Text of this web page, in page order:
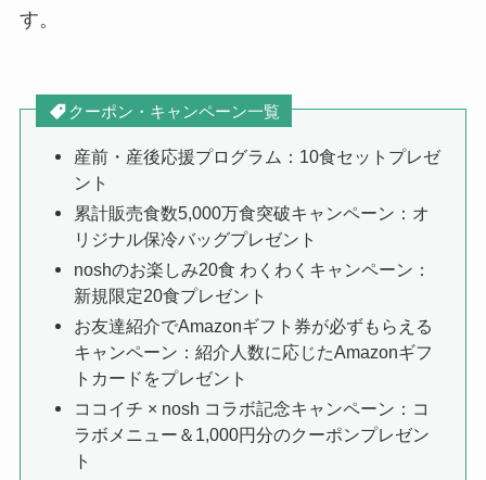
す。
クーポン・キャンペーン一覧
産前・産後応援プログラム：10食セットプレゼ
ント
累計販売食数5,000万食突破キャンペーン：オ
リジナル保冷バッグプレゼント
noshのお楽しみ20食 わくわくキャンペーン：
新規限定20食プレゼント
お友達紹介でAmazonギフト券が必ずもらえる
キャンペーン：紹介人数に応じたAmazonギフ
トカードをプレゼント
ココイチ × nosh コラボ記念キャンペーン：コ
ラボメニュー＆1,000円分のクーポンプレゼン
ト